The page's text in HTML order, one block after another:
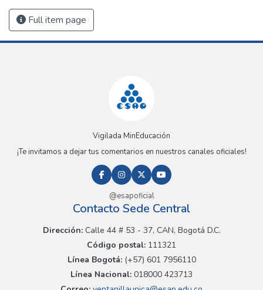
Full item page
Vigilada MinEducación
¡Te invitamos a dejar tus comentarios en nuestros canales oficiales!
@esapoficial
Contacto Sede Central
Dirección:Calle 44 # 53 - 37, CAN, Bogotá D.C.
Código postal: 111321
Línea Bogotá:(+57) 601 7956110
Línea Nacional: 018000 423713